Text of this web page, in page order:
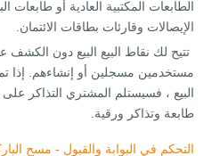
الطابعات المكتبية العادية أو طابعات
الإيصالات وقارئات بطاقات الائتمان.
تتيح لك نقاط البيع البيع دون
مستخدمين مسجلين أو إنشاءهم. إذا تم
البيع ، فسيستلم المشتري التذاكر
طابعة وتذاكر ورقية.
التحكم في البوابة والقبول - مسح